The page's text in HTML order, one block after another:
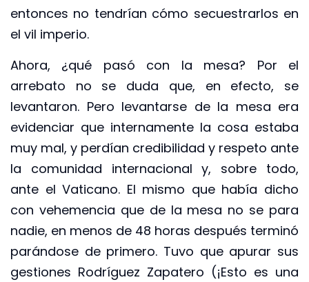
entonces no tendrían cómo secuestrarlos en
el vil imperio.
Ahora, ¿qué pasó con la mesa? Por el
arrebato no se duda que, en efecto, se
levantaron. Pero levantarse de la mesa era
evidenciar que internamente la cosa estaba
muy mal, y perdían credibilidad y respeto ante
la comunidad internacional y, sobre todo,
ante el Vaticano. El mismo que había dicho
con vehemencia que de la mesa no se para
nadie, en menos de 48 horas después terminó
parándose de primero. Tuvo que apurar sus
gestiones Rodríguez Zapatero (¡Esto es una